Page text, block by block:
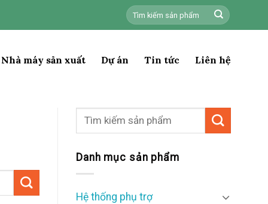
Tìm
kiếm:
Nhà máy sản xuất Dự án Tin tức Liên hệ
Danh mục sản phẩm
Hệ thống phụ trợ